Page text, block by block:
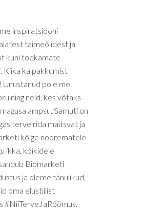
inspiratsiooni
taimeõlidest ja
kuni toekamate
Kiika ka pakkumist
pole me
ning neid, kes võtaks
ampsu. Samuti on
terve rida maitsvat ja
kõige noorematele
ikka, kõikidele
Biomarketi
ja oleme tänulikud,
oma elustiilist
#NiiTerveJaRõõmus.